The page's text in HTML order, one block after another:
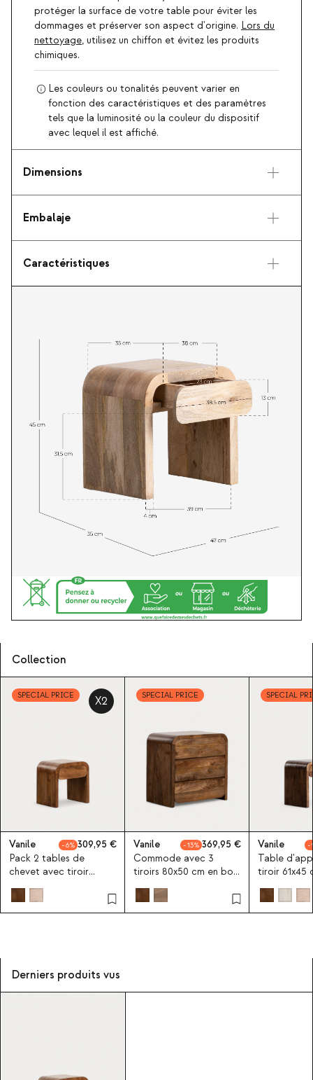
protéger la surface de votre table pour éviter les
dommages et préserver son aspect d'origine. Lors du
nettoyage, utilisez un chiffon et évitez les produits
chimiques.
Les couleurs ou tonalités peuvent varier en
fonction des caractéristiques et des paramètres
tels que la luminosité ou la couleur du dispositif
avec lequel il est affiché.
Dimensions
Embalaje
Caractéristiques
Collection
SPECIAL PRICE X2
Vanile 6
309,95
Pack 2 tables de
chevet avec tiroir
47x35 cm en bois de
manguier Vanile
SPECIAL PRICE
Vanile 13
369,95
Commode avec 3
tiroirs 80x50 cm en bois
de manguier Vanile
SPECIAL
Vanile
Table
tiroir 61x45
de
Derniers produits vus